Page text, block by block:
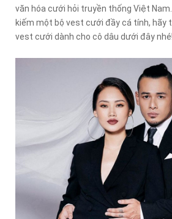
văn hóa cưới hỏi truyền thống Việt
kiếm một bộ vest cưới đầy cá tính, hãy
vest cưới dành cho cô dâu dưới đây nhé!